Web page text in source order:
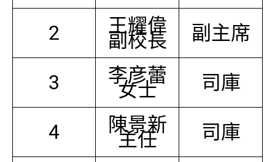
2 王耀偉
副校長 副主席
3 李彦蕾
女士 司庫
4 陳景新
主任 司庫